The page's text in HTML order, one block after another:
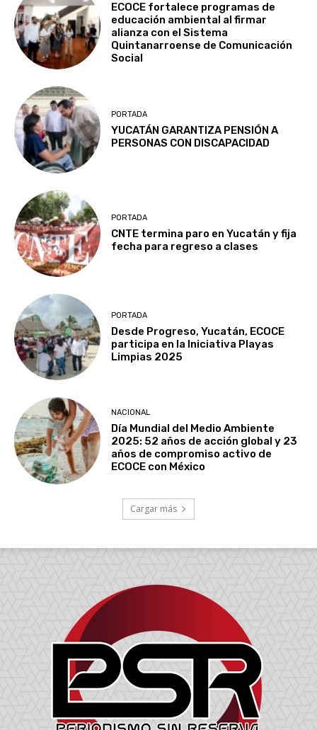
ECOCE fortalece programas de
educación ambiental al firmar
alianza con el Sistema
Quintanarroense de Comunicación
Social
PORTADA
YUCATÁN GARANTIZA PENSIÓN A
PERSONAS CON DISCAPACIDAD
PORTADA
CNTE termina paro en Yucatán y fija
fecha para regreso a clases
PORTADA
Desde Progreso, Yucatán, ECOCE
participa en la Iniciativa Playas
Limpias 2025
NACIONAL
Día Mundial del Medio Ambiente
2025: 52 años de acción global y 23
años de compromiso activo de
ECOCE con México
Cargar más